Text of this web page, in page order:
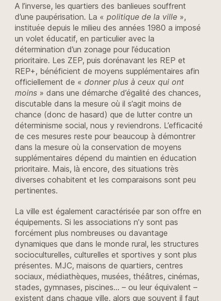
A l’inverse, les quartiers des banlieues souffrent
d’une paupérisation. La « politique de la ville »,
instituée depuis le milieu des années 1980 a imposé
un volet éducatif, en particulier avec la
détermination d’un zonage pour l’éducation
prioritaire. Les ZEP, puis dorénavant les REP et
REP+, bénéficient de moyens supplémentaires afin
officiellement de « donner plus à ceux qui ont
moins » dans une démarche d’égalité des chances,
discutable dans la mesure où il s’agit moins de
chance (donc de hasard) que de lutter contre un
déterminisme social, nous y reviendrons. L’efficacité
de ces mesures reste pour beaucoup à démontrer
dans la mesure où la conservation de moyens
supplémentaires dépend du maintien en éducation
prioritaire. Mais, là encore, des situations très
diverses cohabitent et les comparaisons sont peu
pertinentes.
La ville est également caractérisée par son offre en
équipements. Si les associations n’y sont pas
forcément plus nombreuses ou davantage
dynamiques que dans le monde rural, les structures
socioculturelles, culturelles et sportives y sont plus
présentes. MJC, maisons de quartiers, centres
sociaux, médiathèques, musées, théâtres, cinémas,
stades, gymnases, piscines… – ou leur équivalent –
existent dans chaque ville, alors que souvent il faut